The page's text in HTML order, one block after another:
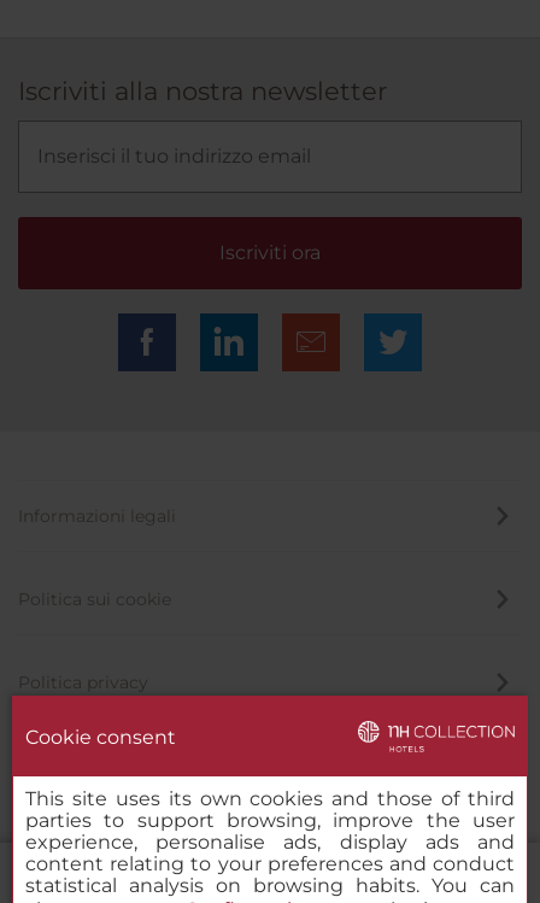
Iscriviti alla nostra newsletter
Iscriviti ora
Informazioni legali
Politica sui cookie
Politica privacy
Cookie consent
This site uses its own cookies and those of third
parties to support browsing, improve the user
experience, personalise ads, display ads and
content relating to your preferences and conduct
statistical analysis on browsing habits. You can